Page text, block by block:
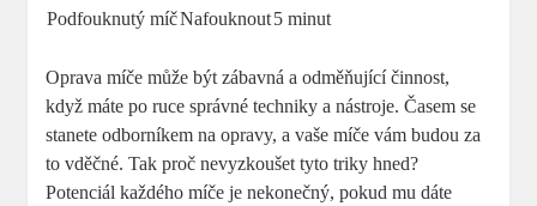
Podfouknutý míčNafouknout5 minut
Oprava míče může být zábavná a odměňující činnost,
když máte po ruce správné techniky a nástroje. Časem se
stanete odborníkem na opravy, a vaše míče vám budou za
to vděčné. Tak proč nevyzkoušet tyto triky hned?
Potenciál každého míče je nekonečný, pokud mu dáte